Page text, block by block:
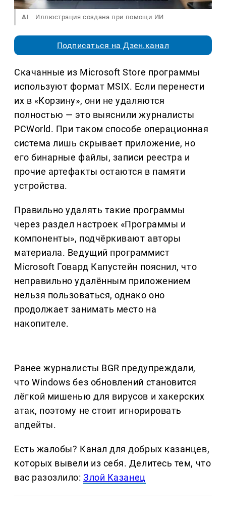
AI Иллюстрация создана при помощи ИИ
Подписаться на Дзен.канал
Скачанные из Microsoft Store программы
используют формат MSIX. Если перенести
их в «Корзину», они не удаляются
полностью — это выяснили журналисты
PCWorld. При таком способе операционная
система лишь скрывает приложение, но
его бинарные файлы, записи реестра и
прочие артефакты остаются в памяти
устройства.
Правильно удалять такие программы
через раздел настроек «Программы и
компоненты», подчёркивают авторы
материала. Ведущий программист
Microsoft Говард Капустейн пояснил, что
неправильно удалённым приложением
нельзя пользоваться, однако оно
продолжает занимать место на
накопителе.
Ранее журналисты BGR предупреждали,
что Windows без обновлений становится
лёгкой мишенью для вирусов и хакерских
атак, поэтому не стоит игнорировать
апдейты.
Есть жалобы? Канал для добрых казанцев,
которых вывели из себя. Делитеcь тем, что
вас разозлило:Злой Казанец